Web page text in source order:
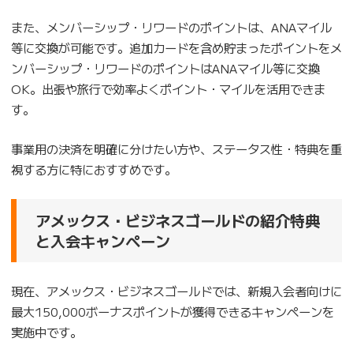
また、メンバーシップ・リワードのポイントは、ANAマイル
等に交換が可能です。追加カードを含め貯まったポイントをメ
ンバーシップ・リワードのポイントはANAマイル等に交換
OK。出張や旅行で効率よくポイント・マイルを活用できま
す。
事業用の決済を明確に分けたい方や、ステータス性・特典を重
視する方に特におすすめです。
アメックス・ビジネスゴールドの紹介特典
と入会キャンペーン
現在、アメックス・ビジネスゴールドでは、新規入会者向けに
最大150,000ボーナスポイントが獲得できるキャンペーンを
実施中です。